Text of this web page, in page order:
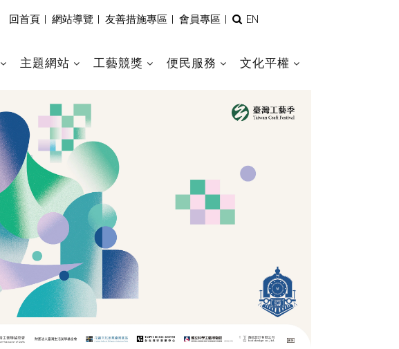
回首頁 |網站導覽 |友善措施專區 |會員專區 |
全
索
EN
主題網站 工藝競獎 便民服務 文化平權